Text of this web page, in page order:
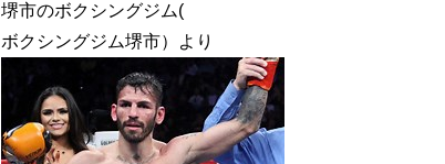
堺市のボクシングジム(
ボクシングジム堺市）より